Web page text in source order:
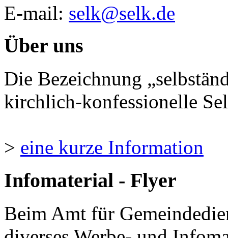
E-mail: selk@selk.de
Über uns
Die Bezeichnung
kirchlich-konfessionelle
> eine kurze Information
Infomaterial - Flyer
Beim Amt für